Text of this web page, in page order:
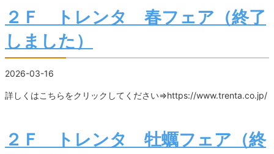
２Ｆ トレンタ 春フェア（終了
しました）
2026-03-16
詳しくはこちらをクリックしてください⇒https://www.trenta.co.jp/
２Ｆ トレンタ 牡蠣フェア（終